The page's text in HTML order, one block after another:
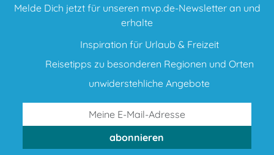
Melde Dich jetzt für unseren mvp.de-Newsletter an und
erhalte
Inspiration für Urlaub & Freizeit
Reisetipps zu besonderen Regionen und Orten
unwiderstehliche Angebote
abonnieren